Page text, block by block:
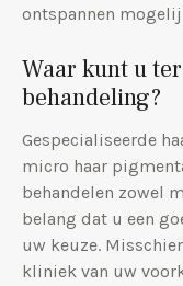
ontspannen
Waar kunt u
behandeling?
Gespecialiseerde
micro haar
behandelen zowel
belang dat u een
uw keuze.
kliniek van uw